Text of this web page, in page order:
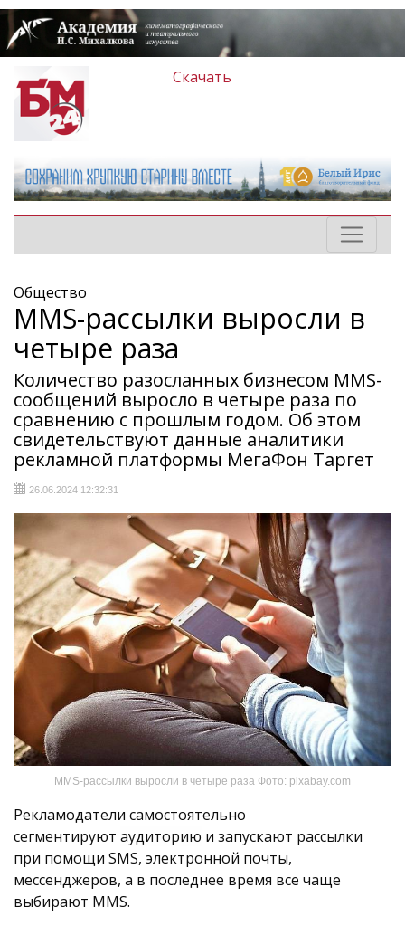
Скачать
Общество
MMS-рассылки выросли в
четыре раза
Количество разосланных бизнесом MMS-
сообщений выросло в четыре раза по
сравнению с прошлым годом. Об этом
свидетельствуют данные аналитики
рекламной платформы МегаФон Таргет
26.06.2024 12:32:31
MMS-рассылки выросли в четыре раза Фото: pixabay.com
Рекламодатели самостоятельно
сегментируют аудиторию и запускают рассылки
при помощи SMS, электронной почты,
мессенджеров, а в последнее время все чаще
выбирают MMS.